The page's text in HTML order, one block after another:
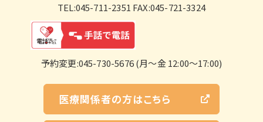
TEL:045-711-2351 FAX:045-721-3324
予約変更:045-730-5676 (月～金 12:00～17:00)
医療関係者の方はこちら